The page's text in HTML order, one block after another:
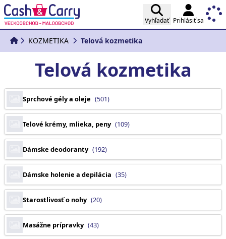
Vyhľadať Prihlásiť sa
KOZMETIKA Telová kozmetika
Telová kozmetika
Sprchové gély a oleje (501)
Telové krémy, mlieka, peny (109)
Dámske deodoranty (192)
Dámske holenie a depilácia (35)
Starostlivosť o nohy (20)
Masážne prípravky (43)